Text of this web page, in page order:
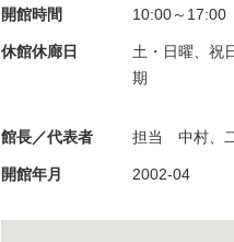
開館時間 10:00～17:00
休館休廊日
土・日曜、祝
期
館長／代表者 担当 中村、
開館年月 2002-04